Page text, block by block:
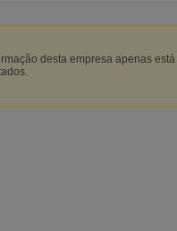
desta empresa apenas